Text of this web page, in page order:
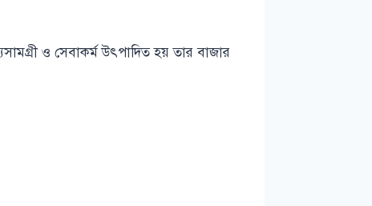
ও সেবাকর্ম উৎপাদিত হয় তার বাজার